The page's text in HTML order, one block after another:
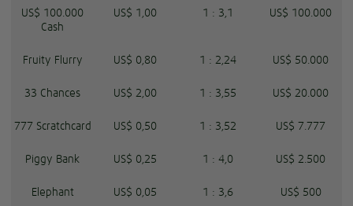
US$ 100.000
Cash
US$ 1,00 1 : 3,1 US$ 100.000
Fruity Flurry US$ 0,80 1 : 2,24 US$ 50.000
33 Chances US$ 2,00 1 : 3,55 US$ 20.000
777 Scratchcard US$ 0,50 1 : 3,52 US$ 7.777
Piggy Bank US$ 0,25 1 : 4,0 US$ 2.500
Elephant US$ 0,05 1 : 3,6 US$ 500